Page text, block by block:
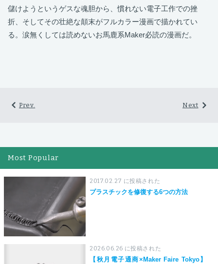
儲けようというゲスな魂胆から、慣れない電子工作での挫
折、そしてその壮絶な顛末がフルカラー漫画で描かれてい
る。涙無くしては読めないお馬鹿系Maker必読の漫画だ。
Next
Prev.
Most Popular
2017.02.27 に投稿された
プラスチックを修復する6つの方法
2026.06.26 に投稿された
【秋月電子通商×Maker Faire Tokyo】